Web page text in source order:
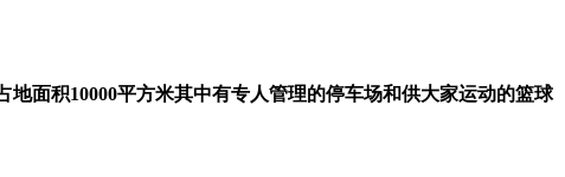
面积10000平方米其中有专人管理的停车场和供大家运动的篮球